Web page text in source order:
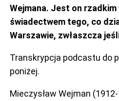
Wejmana. Jest on
świadectwem tego, co
Warszawie, zwłaszcza
Transkrypcja podcastu do
poniżej.
Mieczysław Wejman